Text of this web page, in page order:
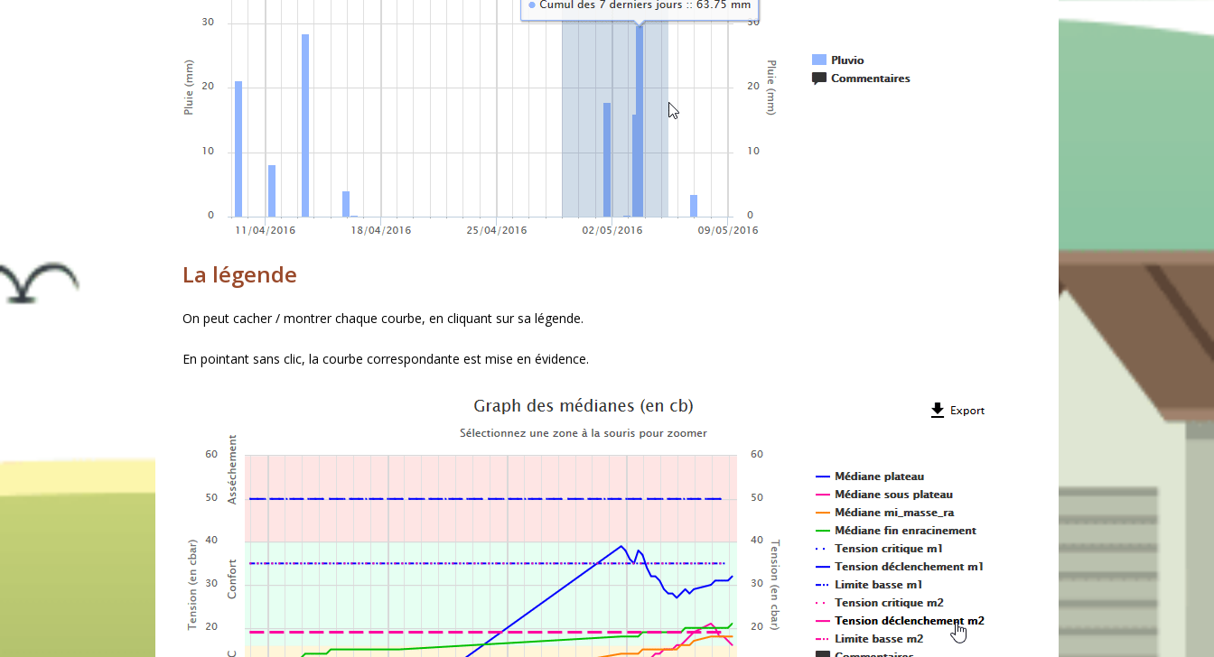
La légende
On peut cacher / montrer chaque courbe, en cliquant sur sa légende.
En pointant sans clic, la courbe correspondante est mise en évidence.